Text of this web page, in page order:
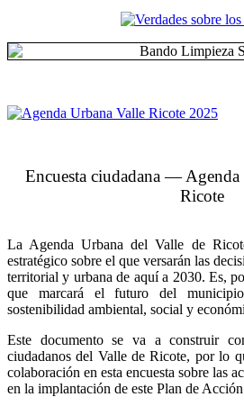
Encuesta ciudadana — Agenda
Ricote
La Agenda Urbana del Valle de
estratégico sobre el que versarán las
territorial y urbana de aquí a 2030. Es,
que marcará el futuro del
sostenibilidad ambiental, social y
Este documento se va a construir
ciudadanos del Valle de Ricote, por lo
colaboración en esta encuesta sobre las
en la implantación de este Plan de